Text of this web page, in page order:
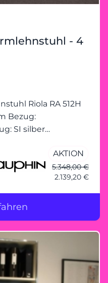
- 4
512H
AKTION
5.348,00 €
2.139,20 €